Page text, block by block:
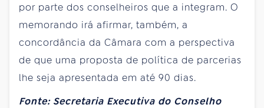
por parte dos conselheiros que a integram. O
memorando irá afirmar, também, a
concordância da Câmara com a perspectiva
de que uma proposta de política de parcerias
lhe seja apresentada em até 90 dias.
Fonte: Secretaria Executiva do Conselho